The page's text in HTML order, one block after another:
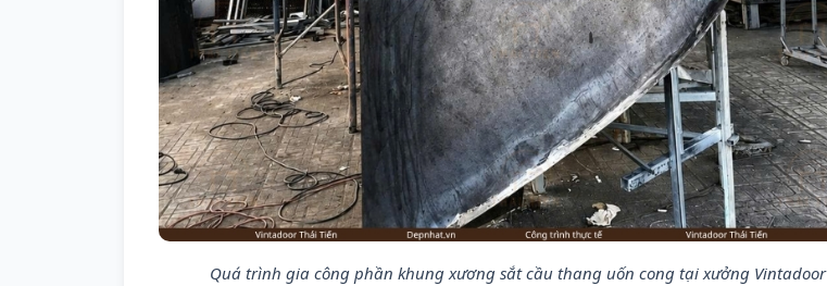
Quá trình gia công phần khung xương sắt cầu thang uốn cong tại xưởng Vintadoor